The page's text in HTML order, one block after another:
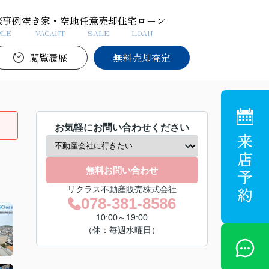
例空き家・空地
VACANT
任意売却
SALE
住宅ローン
LOAN
閲覧履歴 無料売却査定
お気軽にお問い合わせください
無料お問い合わせ
リクラス不動産販売株式会社
078-381-8586
10:00～19:00
（休：毎週水曜日）